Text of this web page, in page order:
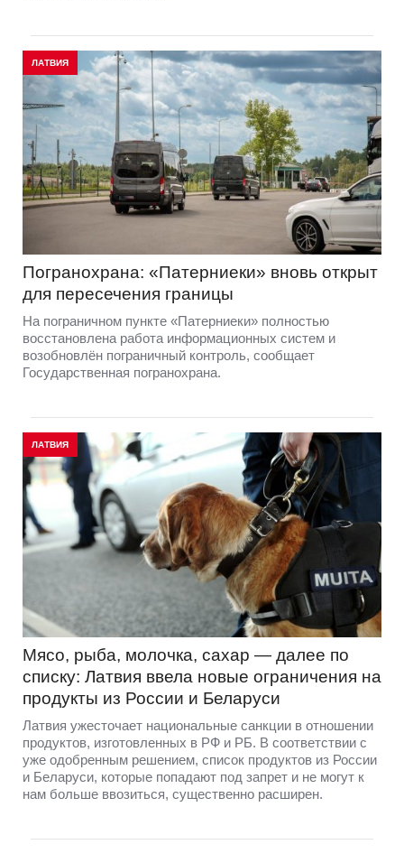
ЛАТВИЯ
Погранохрана: «Патерниеки» вновь открыт
для пересечения границы
На пограничном пункте «Патерниеки» полностью
восстановлена работа информационных систем и
возобновлён пограничный контроль, сообщает
Государственная погранохрана.
ЛАТВИЯ
Мясо, рыба, молочка, сахар — далее по
списку: Латвия ввела новые ограничения на
продукты из России и Беларуси
Латвия ужесточает национальные санкции в отношении
продуктов, изготовленных в РФ и РБ. В соответствии с
уже одобренным решением, список продуктов из России
и Беларуси, которые попадают под запрет и не могут к
нам больше ввозиться, существенно расширен.